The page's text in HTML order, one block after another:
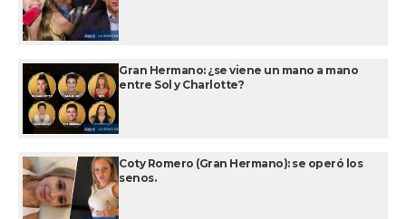
Gran Hermano: ¿se viene un mano a mano
entre Sol y Charlotte?
Coty Romero (Gran Hermano): se operó los
senos.